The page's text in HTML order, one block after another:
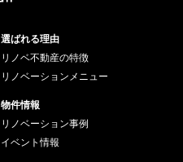
選ばれる理由
リノベ不動産の特徴
リノベーションメニュー
物件情報
リノベーション事例
イベント情報